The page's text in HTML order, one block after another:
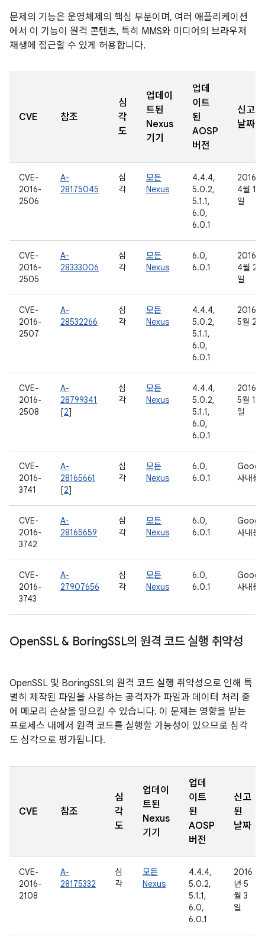
문제의 기능은 운영체제의 핵심 부분이며, 여러 애플리케이션
에서 이 기능이 원격 콘텐츠, 특히 MMS와 미디어의 브라우저
재생에 접근할 수 있게 허용합니다.
CVE 참조
심
각
도
업데이
트된
Nexus
기기
업데
이트
된
AOSP
버전
신고된
날짜
CVE-
2016-
2506
A-
28175045
심
각
모든
Nexus
4.4.4,
5.0.2,
5.1.1,
6.0,
6.0.1
2016년
4월 11
일
CVE-
2016-
2505
A-
28333006
심
각
모든
Nexus
6.0,
6.0.1
2016년
4월 21
일
CVE-
2016-
2507
A-
28532266
심
각
모든
Nexus
4.4.4,
5.0.2,
5.1.1,
6.0,
6.0.1
2016년
5월 2일
CVE-
2016-
2508
A-
28799341
[2]
심
각
모든
Nexus
4.4.4,
5.0.2,
5.1.1,
6.0,
6.0.1
2016년
5월 16
일
CVE-
2016-
3741
A-
28165661
[2]
심
각
모든
Nexus
6.0,
6.0.1
사내용
CVE-
2016-
3742
A-
28165659
심
각
모든
Nexus
6.0,
6.0.1
사내용
CVE-
2016-
3743
A-
27907656
심
각
모든
Nexus
6.0,
6.0.1
사내용
OpenSSL & BoringSSL의 원격 코드 실행 취약성
OpenSSL 및 BoringSSL의 원격 코드 실행 취약성으로 인해 특
별히 제작된 파일을 사용하는 공격자가 파일과 데이터 처리 중
에 메모리 손상을 일으킬 수 있습니다. 이 문제는 영향을 받는
프로세스 내에서 원격 코드를 실행할 가능성이 있으므로 심각
도 심각으로 평가됩니다.
CVE 참조
심
각
도
업데이
트된
Nexus
기기
업데
이트
된
AOSP
버전
신고
된
날짜
CVE-
2016-
2108
A-
28175332
심
각
모든
Nexus
4.4.4,
5.0.2,
5.1.1,
6.0,
6.0.1
2016
년 5
월 3
일